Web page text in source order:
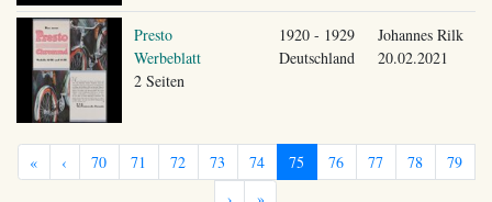
Presto
Werbeblatt
2 Seiten
1920 - 1929
Deutschland
Johannes Rilk
20.02.2021
« ‹ 70 71 72 73 74 75 76 77 78
79
›
»